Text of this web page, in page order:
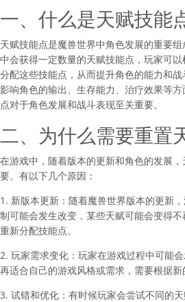
一、什么是天赋技能
天赋技能点是魔兽世界中角色发展的重要
中会获得一定数量的天赋技能点，玩家可
分配这些技能点，从而提升角色的能力和
影响角色的输出、生存能力、治疗效果等
点对于角色发展和战斗表现至关重要。
二、为什么需要重置
在游戏中，随着版本的更新和角色的发展
要。有以下几个原因：
1. 新版本更新：随着魔兽世界版本的更新
制可能会发生改变，某些天赋可能会变得
重新分配技能点。
2. 玩家需求变化：玩家在游戏过程中可能
再适合自己的游戏风格或需求，需要根据新
3. 试错和优化：有时候玩家会尝试不同的